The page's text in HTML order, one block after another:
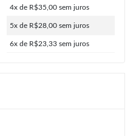
4x de R$35,00 sem juros
5x de R$28,00 sem juros
6x de R$23,33 sem juros